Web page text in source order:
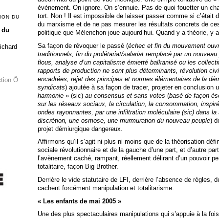
événement. On ignore. On s’ennuie. Pas de quoi fouetter un
tort. Non ! Il est impossible de laisser passer comme si c’était
du marxisme et de ne pas mesurer les résultats concrets de
politique que Mélenchon joue aujourd’hui. Quand y a théorie, y
Sa façon de révoquer le passé (échec et fin du mouvement
traditionnels, fin du prolétariat/salariat remplacé par un
flous, analyse d’un capitalisme émietté balkanisé ou les
rapports de production ne sont plus déterminants, révolution
encadrées, rejet des principes et normes élémentaires de la
syndicats) ajoutée à sa façon de tracer, projeter en conclusion
harmonie » (sic) au consensus et sans votes (basé de façon
sur les réseaux sociaux, la circulation, la consommation,
ondes rayonnantes, par une infiltration moléculaire (sic) dans
discrétion, une osmose, une murmuration du nouveau peuple)
projet démiurgique dangereux.
Affirmons qu’il s’agit ni plus ni moins que de la théorisation
sociale révolutionnaire et de la gauche d’une part, et d’autre
l’avènement caché, rampant, réellement délirant d’un pouvoir
totalitaire, façon Big Brother.
Derrière le vide statutaire de LFI, derrière l’absence de règles,
cachent forcément manipulation et totalitarisme.
« Les enfants de mai 2005 »
Une des plus spectaculaires manipulations qui s’appuie à la
DU
Ô